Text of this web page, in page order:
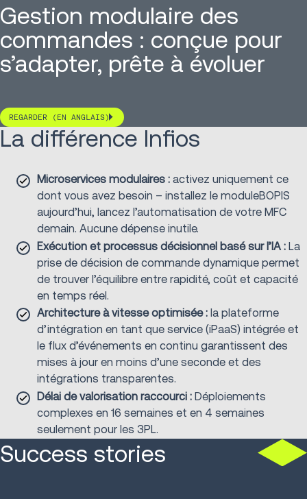
Gestion modulaire des
commandes : conçue pour
s’adapter, prête à évoluer
REGARDER (EN ANGLAIS)
La différence Infios
Microservices modulaires : activez uniquement ce
dont vous avez besoin – installez le moduleBOPIS
aujourd’hui, lancez l’automatisation de votre MFC
demain. Aucune dépense inutile.
Exécution et processus décisionnel basé sur l’IA : La
prise de décision de commande dynamique permet
de trouver l’équilibre entre rapidité, coût et capacité
en temps réel.
Architecture à vitesse optimisée : la plateforme
d’intégration en tant que service (iPaaS) intégrée et
le flux d’événements en continu garantissent des
mises à jour en moins d’une seconde et des
intégrations transparentes.
Délai de valorisation raccourci : Déploiements
complexes en 16 semaines et en 4 semaines
seulement pour les 3PL.
Success stories